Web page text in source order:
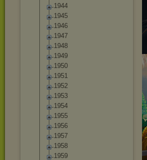
1944
1945
1946
1947
1948
1949
1950
1951
1952
1953
1954
1955
1956
1957
1958
1959